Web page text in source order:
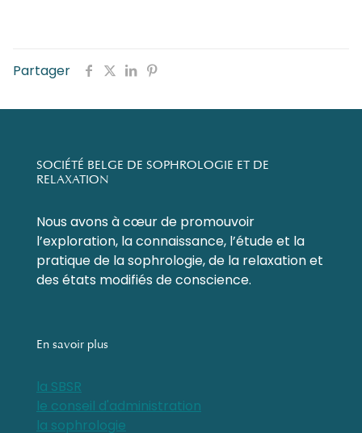
Partager
SOCIÉTÉ BELGE DE SOPHROLOGIE ET DE
RELAXATION
Nous avons à cœur de promouvoir
l’exploration, la connaissance, l’étude et la
pratique de la sophrologie, de la relaxation et
des états modifiés de conscience.
En savoir plus
la SBSR
le conseil d'administration
la sophrologie